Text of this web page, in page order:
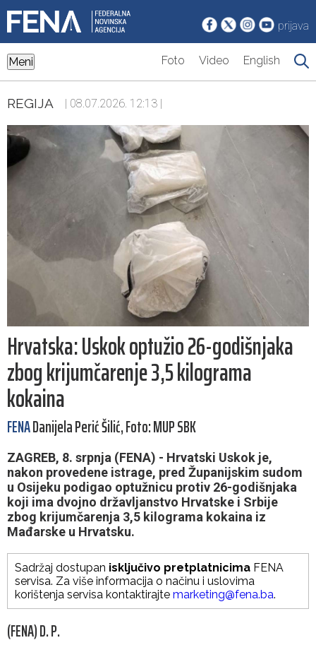
prijava
Meni Foto Video English
REGIJA | 08.07.2026. 12:13 |
Hrvatska: Uskok optužio 26-godišnjaka
zbog krijumčarenje 3,5 kilograma
kokaina
FENADanijela Perić Šilić, Foto: MUP SBK
ZAGREB, 8. srpnja (FENA) - Hrvatski Uskok je,
nakon provedene istrage, pred Županijskim sudom
u Osijeku podigao optužnicu protiv 26-godišnjaka
koji ima dvojno državljanstvo Hrvatske i Srbije
zbog krijumčarenja 3,5 kilograma kokaina iz
Mađarske u Hrvatsku.
Sadržaj dostupan isključivo pretplatnicima FENA
servisa. Za više informacija o načinu i uslovima
korištenja servisa kontaktirajte marketing@fena.ba.
(FENA) D. P.